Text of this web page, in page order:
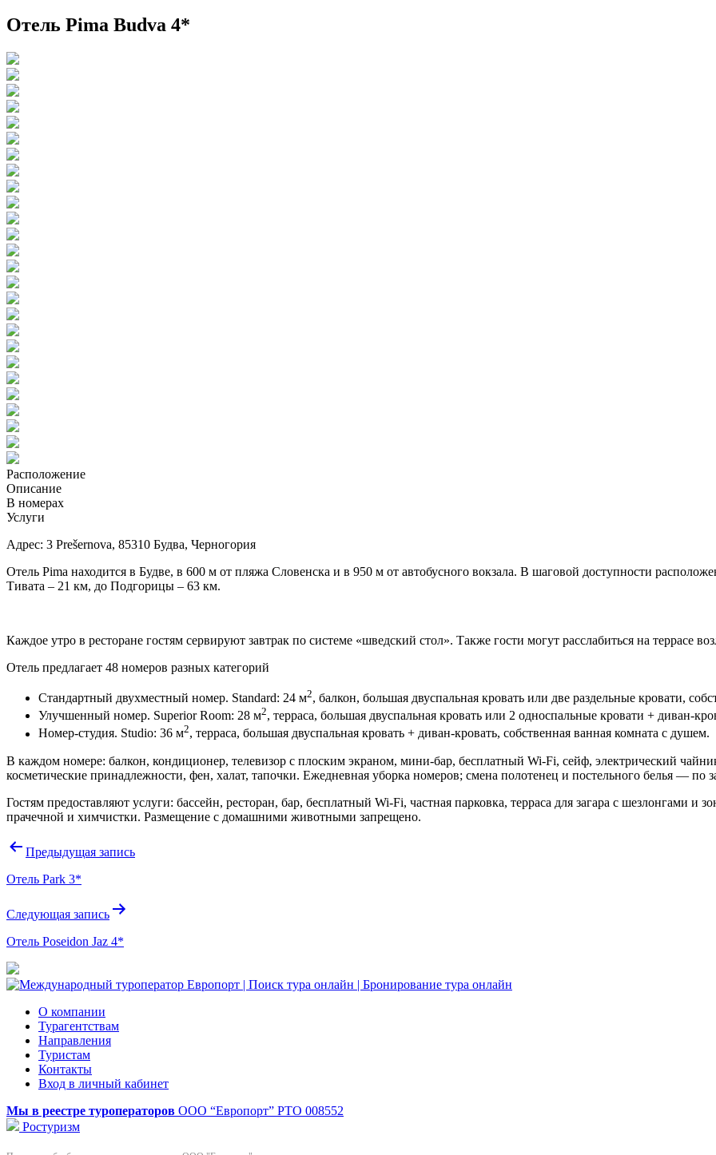
Отель Pima Budva 4*
Расположение
Описание
В номерах
Услуги
Адрес: 3 Prešernova, 85310 Будва, Черногория
Отель Pima находится в Будве, в 600 м от пляжа Словенска и в 950 м от автобусного вокзала. В шаговой доступности
Тивата – 21 км, до Подгорицы – 63 км.
Каждое утро в ресторане гостям сервируют завтрак по системе «шведский стол». Также гости могут расслабиться на террасе
Отель предлагает 48 номеров разных категорий
Стандартный двухместный номер. Standard: 24 м2, балкон, большая двуспальная кровать или две раздельные кровати, с
Улучшенный номер. Superior Room: 28 м2, терраса, большая двуспальная кровать или 2 односпальные кровати + диван-
Номер-студия. Studio: 36 м2, терраса, большая двуспальная кровать + диван-кровать, собственная ванная комната с душем.
В каждом номере: балкон, кондиционер, телевизор с плоским экраном, мини-бар, бесплатный Wi-Fi, сейф, электрический
косметические принадлежности, фен, халат, тапочки. Ежедневная уборка номеров; смена полотенец и постельного белья — по
Гостям предоставляют услуги: бассейн, ресторан, бар, бесплатный Wi-Fi, частная парковка, терраса для загара с шезлонгами и
прачечной и химчистки. Размещение с домашними животными запрещено.
Навигация
записям
Предыдущая запись
Отель Park 3*
Следующая запись
Отель Poseidon Jaz 4*
О компании
Турагентствам
Направления
Туристам
Контакты
Вход в личный кабинет
Мы в реестре туроператоров ООО “Европорт” РТО 008552
Ростуризм